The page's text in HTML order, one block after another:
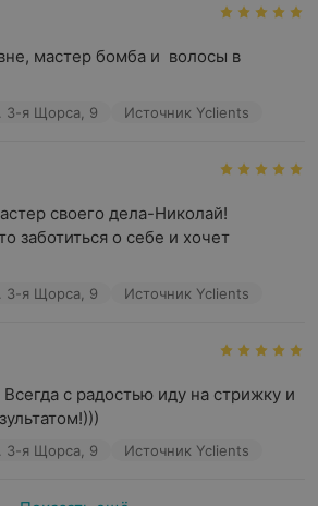
мастер бомба и  волосы в
3-я Щорса, 9 Источник Yclients
своего дела-Николай!
заботиться о себе и хочет
3-я Щорса, 9 Источник Yclients
с радостью иду на стрижку и
3-я Щорса, 9 Источник Yclients